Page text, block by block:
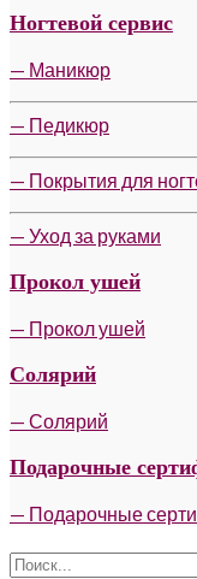
Ногтевой сервис
— Маникюр
— Педикюр
— Покрытия для
— Уход за руками
Прокол ушей
— Прокол ушей
Солярий
— Солярий
Подарочные
— Подарочные